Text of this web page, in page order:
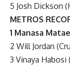
5 Josh Dickson
METROS
1 Manasa
2 Will Jordan
3 Vinaya Habosi